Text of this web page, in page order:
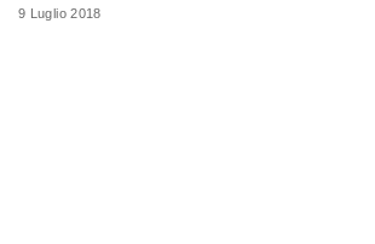
9 Luglio 2018